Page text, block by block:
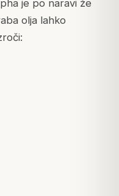
je po naravi že
olja lahko